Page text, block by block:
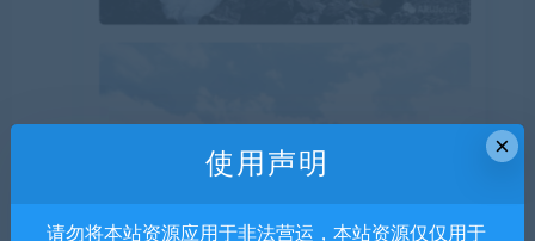
×
使用声明
请勿将本站资源应用于非法营运，本站资源仅仅用于